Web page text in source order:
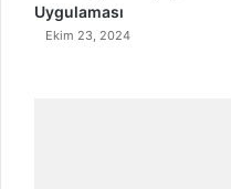
Uygulaması
Ekim 23, 2024